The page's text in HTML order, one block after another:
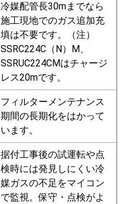
冷媒配管長30mまでなら
施工現地でのガス追加充
填は不要です。（注）
SSRC224C（N）M、
SSRUC224CMはチャージ
レス20mです。
フィルターメンテナンス
期間の長期化をはかって
います。
据付工事後の試運転や点
検時には発見しにくい冷
媒ガスの不足をマイコン
で監視。保守・点検がよ